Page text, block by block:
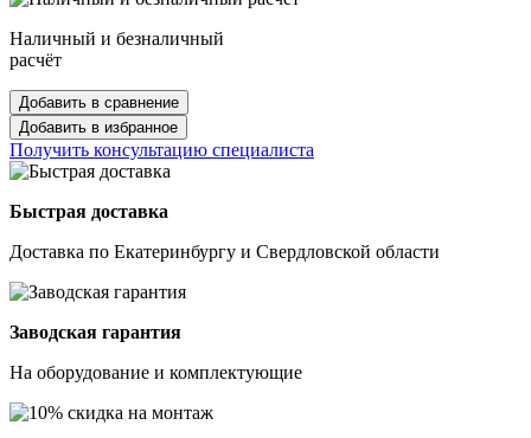
Наличный и безналичный
расчёт
Добавить в сравнение
Добавить в избранное
Получить консультацию специалиста
Быстрая доставка
Доставка по Екатеринбургу и Свердловской области
Заводская гарантия
На оборудование и комплектующие